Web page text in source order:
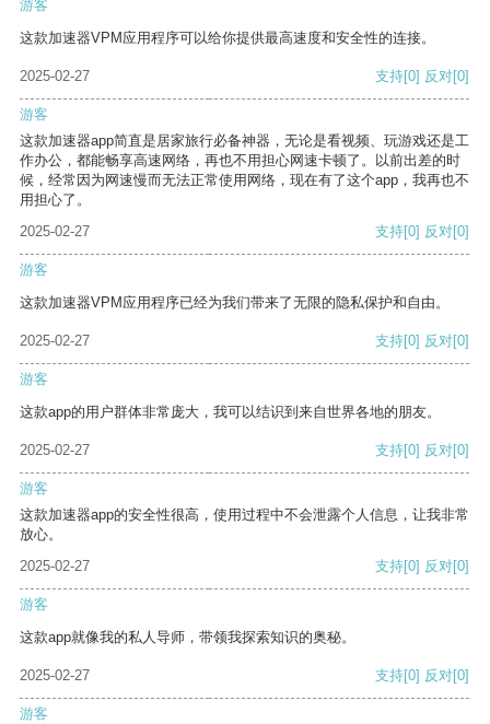
游客
这款加速器VPM应用程序可以给你提供最高速度和安全性的连接。
2025-02-27 支持[0] 反对[0]
游客
这款加速器app简直是居家旅行必备神器，无论是看视频、玩游戏还是工
作办公，都能畅享高速网络，再也不用担心网速卡顿了。以前出差的时
候，经常因为网速慢而无法正常使用网络，现在有了这个app，我再也不
用担心了。
2025-02-27
支持[0] 反对[0]
游客
这款加速器VPM应用程序已经为我们带来了无限的隐私保护和自由。
2025-02-27 支持[0] 反对[0]
游客
这款app的用户群体非常庞大，我可以结识到来自世界各地的朋友。
2025-02-27 支持[0] 反对[0]
游客
这款加速器app的安全性很高，使用过程中不会泄露个人信息，让我非常
放心。
2025-02-27
支持[0] 反对[0]
游客
这款app就像我的私人导师，带领我探索知识的奥秘。
2025-02-27 支持[0] 反对[0]
游客